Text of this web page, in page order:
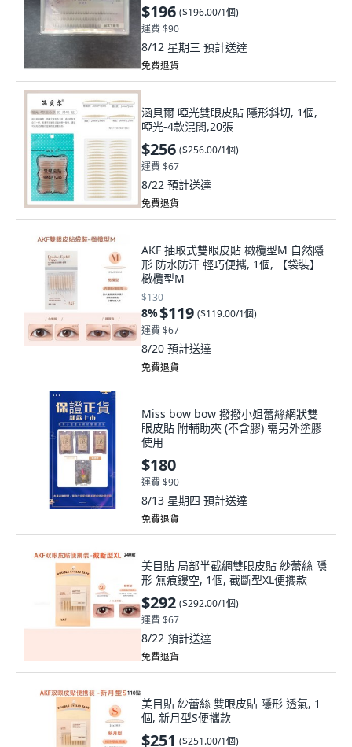
$196 ($196.00/1個)
運費 $90
8/12 星期三 預計送達
免費退貨
涵貝爾 啞光雙眼皮貼 隱形斜切, 1個,
啞光-4款混閤,20張
$256 ($256.00/1個)
運費 $67
8/22 預計送達
免費退貨
AKF 抽取式雙眼皮貼 橄欖型M 自然隱
形 防水防汗 輕巧便攜, 1個, 【袋裝】
橄欖型M
$130
8%$119 ($119.00/1個)
運費 $67
8/20 預計送達
免費退貨
Miss bow bow 撥撥小姐蕾絲網狀雙
眼皮貼 附輔助夾 (不含膠) 需另外塗膠
使用
$180
運費 $90
8/13 星期四 預計送達
免費退貨
美目貼 局部半截網雙眼皮貼 紗蕾絲 隱
形 無痕鏤空, 1個, 截斷型XL便攜款
$292 ($292.00/1個)
運費 $67
8/22 預計送達
免費退貨
美目貼 紗蕾絲 雙眼皮貼 隱形 透氣, 1
個, 新月型S便攜款
$251 ($251.00/1個)